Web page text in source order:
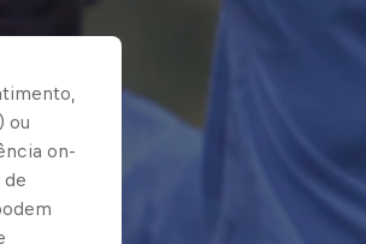
ou
on-
de